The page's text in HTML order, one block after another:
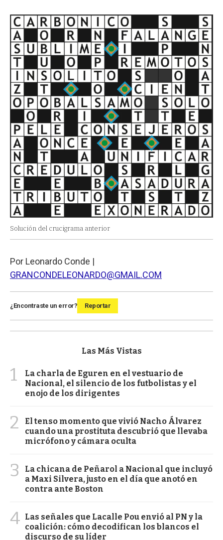
Solución del crucigrama anterior
Por Leonardo Conde |
GRANCONDELEONARDO@GMAIL.COM
¿Encontraste un error? Reportar
Las Más Vistas
1
La charla de Eguren en el vestuario de
Nacional, el silencio de los futbolistas y el
enojo de los dirigentes
2
El tenso momento que vivió Nacho Álvarez
cuando una prostituta descubrió que llevaba
micrófono y cámara oculta
3
La chicana de Peñarol a Nacional que incluyó
a Maxi Silvera, justo en el día que anotó en
contra ante Boston
4 Las señales que Lacalle Pou envió al PN y la
coalición: cómo decodifican los blancos el
discurso de su líder